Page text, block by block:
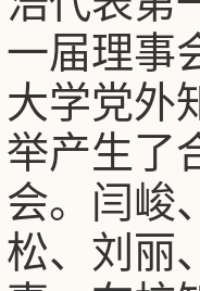
一届理事
大学党外
举产生了
会。闫峻
松、刘丽